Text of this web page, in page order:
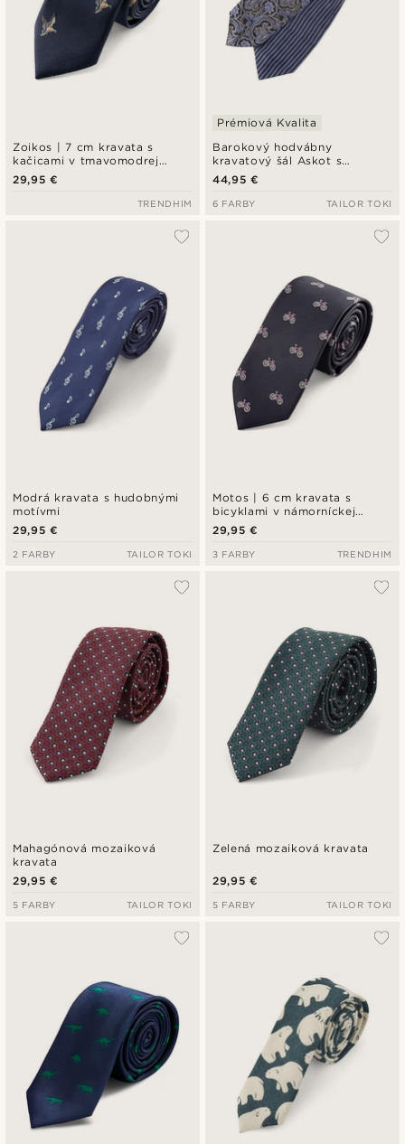
Zoikos | 7 cm kravata s
kačicami v tmavomodrej
farbe
29,95 €
TRENDHIM
Barokový hodvábny
kravatový šál Askot s
modrými prúžkami
Prémiová Kvalita
44,95 €
6 FARBY TAILOR TOKI
Modrá kravata s hudobnými
motívmi
29,95 €
2 FARBY TAILOR TOKI
Motos | 6 cm kravata s
bicyklami v námorníckej
modrej farbe
29,95 €
3 FARBY TRENDHIM
Mahagónová mozaiková
kravata
29,95 €
5 FARBY TAILOR TOKI
Zelená mozaiková kravata
29,95 €
5 FARBY TAILOR TOKI